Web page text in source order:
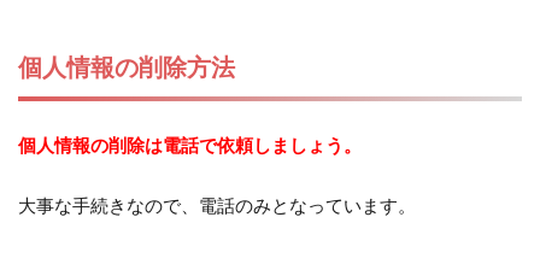
個人情報の削除方法
個人情報の削除は電話で依頼しましょう。
大事な手続きなので、電話のみとなっています。